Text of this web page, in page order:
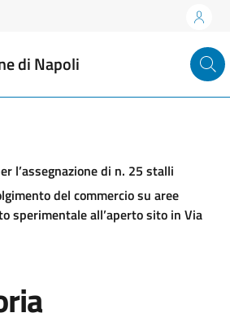
di Napoli
l’assegnazione di n. 25 stalli
del commercio su aree
sperimentale all’aperto sito in Via